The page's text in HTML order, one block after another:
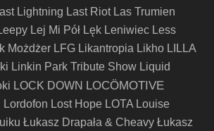
Lightning Last Riot Las Trumien
Lej Mi Pół Lęk Leniwiec Less
Możdżer LFG Likantropia Likho LILLA
Linkin Park Tribute Show Liquid
LOCK DOWN LOCÖMOTIVE
Lordofon Lost Hope LOTA Louise
Łukasz Drapała & Cheavy Łukasz